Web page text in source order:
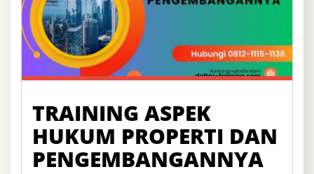
TRAINING ASPEK
HUKUM PROPERTI DAN
PENGEMBANGANNYA